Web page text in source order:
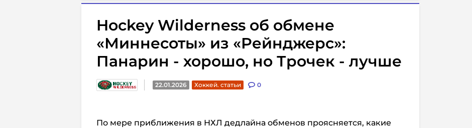
Hockey Wilderness об обмене
«Миннесоты» из «Рейнджерс»:
Панарин - хорошо, но Трочек - лучше
22.01.2026 Хоккей. статьи 0
По мере приближения в НХЛ дедлайна обменов проясняется, какие